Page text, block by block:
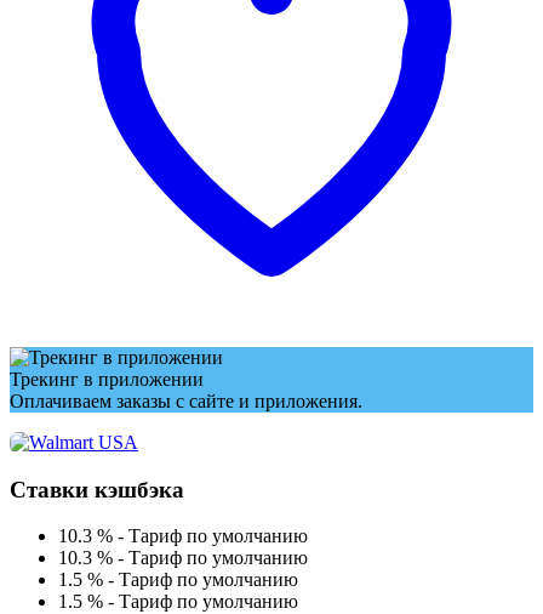
Трекинг в приложении
Оплачиваем заказы с сайте и приложения.
Ставки кэшбэка
10.3 % - Тариф по умолчанию
10.3 % - Тариф по умолчанию
1.5 % - Тариф по умолчанию
1.5 % - Тариф по умолчанию